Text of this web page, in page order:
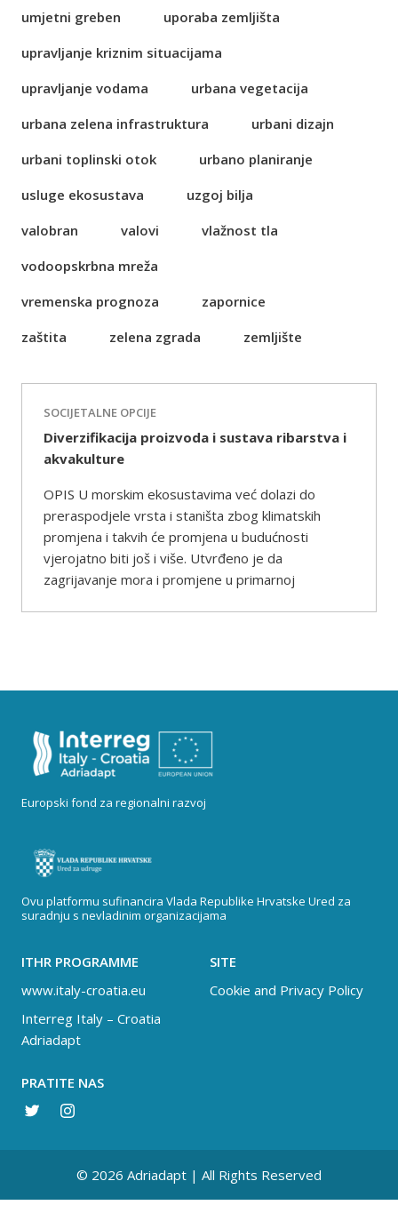
umjetni greben
uporaba zemljišta
upravljanje kriznim situacijama
upravljanje vodama
urbana vegetacija
urbana zelena infrastruktura
urbani dizajn
urbani toplinski otok
urbano planiranje
usluge ekosustava
uzgoj bilja
valobran
valovi
vlažnost tla
vodoopskrbna mreža
vremenska prognoza
zapornice
zaštita
zelena zgrada zemljište
SOCIJETALNE OPCIJE
Diverzifikacija proizvoda i sustava ribarstva i
akvakulture
OPIS U morskim ekosustavima već dolazi do
preraspodjele vrsta i staništa zbog klimatskih
promjena i takvih će promjena u budućnosti
vjerojatno biti još i više. Utvrđeno je da
zagrijavanje mora i promjene u primarnoj
Europski fond za regionalni razvoj
Ovu platformu sufinancira Vlada Republike Hrvatske Ured za
suradnju s nevladinim organizacijama
ITHR PROGRAMME
www.italy-croatia.eu
Interreg Italy – Croatia
Adriadapt
SITE
Cookie and Privacy Policy
PRATITE NAS
© 2026 Adriadapt | All Rights Reserved